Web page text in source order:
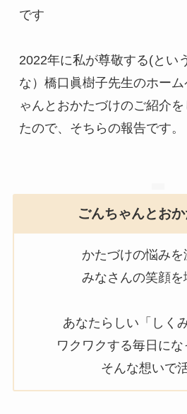
です
2022年に私が尊敬する(とい
な）橋口眞樹子先生のホー
ゃんとおかたづけのご紹介
たので、そちらの報告です。
ごんちゃんとお
かたづけの悩みを
みなさんの笑顔を
あなたらしい「しく
ワクワクする毎日にな
そんな想いで